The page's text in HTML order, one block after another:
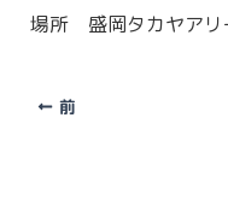
場所 盛岡タカヤアリ
前